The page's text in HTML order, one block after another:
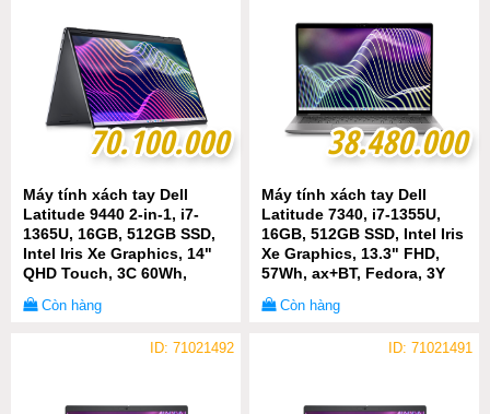
70.100.000
70.100.000
Máy tính xách tay Dell
Latitude 9440 2-in-1, i7-
1365U, 16GB, 512GB SSD,
Intel Iris Xe Graphics, 14"
QHD Touch, 3C 60Wh,
Còn hàng
38.480.000
38.480.000
Máy tính xách tay Dell
Latitude 7340, i7-1355U,
16GB, 512GB SSD, Intel Iris
Xe Graphics, 13.3" FHD,
57Wh, ax+BT, Fedora, 3Y
Còn hàng
ID: 71021492 ID: 71021491